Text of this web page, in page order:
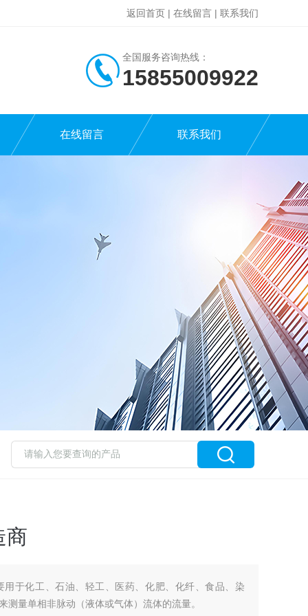
返回首页 | 在线留言 | 联系我们
全国服务咨询热线：
15855009922
在线留言 联系我们
商
用于化工、石油、轻工、医药、化肥、化纤、食品、染
量单相非脉动（液体或气体）流体的流量。